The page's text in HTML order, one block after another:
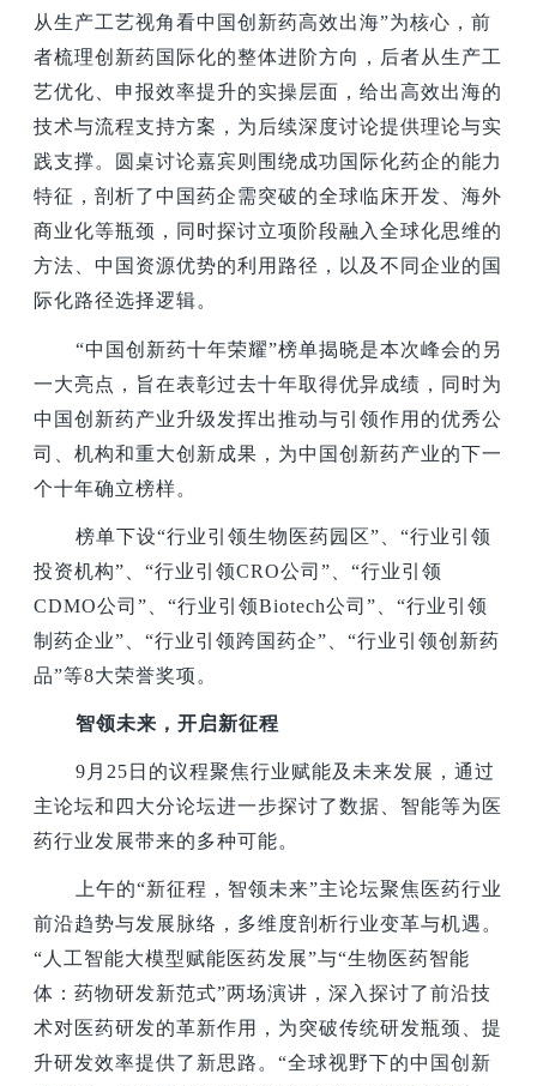
从生产工艺视角看中国创新药高效出海”为核心，前
者梳理创新药国际化的整体进阶方向，后者从生产工
艺优化、申报效率提升的实操层面，给出高效出海的
技术与流程支持方案，为后续深度讨论提供理论与实
践支撑。圆桌讨论嘉宾则围绕成功国际化药企的能力
特征，剖析了中国药企需突破的全球临床开发、海外
商业化等瓶颈，同时探讨立项阶段融入全球化思维的
方法、中国资源优势的利用路径，以及不同企业的国
际化路径选择逻辑。
“中国创新药十年荣耀”榜单揭晓是本次峰会的另
一大亮点，旨在表彰过去十年取得优异成绩，同时为
中国创新药产业升级发挥出推动与引领作用的优秀公
司、机构和重大创新成果，为中国创新药产业的下一
个十年确立榜样。
榜单下设“行业引领生物医药园区”、“行业引领
投资机构”、“行业引领CRO公司”、“行业引领
CDMO公司”、“行业引领Biotech公司”、“行业引领
制药企业”、“行业引领跨国药企”、“行业引领创新药
品”等8大荣誉奖项。
智领未来，开启新征程
9 月25日的议程聚焦行业赋能及未来发展，通过
主论坛和四大分论坛进一步探讨了数据、智能等为医
药行业发展带来的多种可能。
上午的“新征程，智领未来”主论坛聚焦医药行业
前沿趋势与发展脉络，多维度剖析行业变革与机遇。
“人工智能大模型赋能医药发展”与“生物医药智能
体：药物研发新范式”两场演讲，深入探讨了前沿技
术对医药研发的革新作用，为突破传统研发瓶颈、提
升研发效率提供了新思路。“全球视野下的中国创新